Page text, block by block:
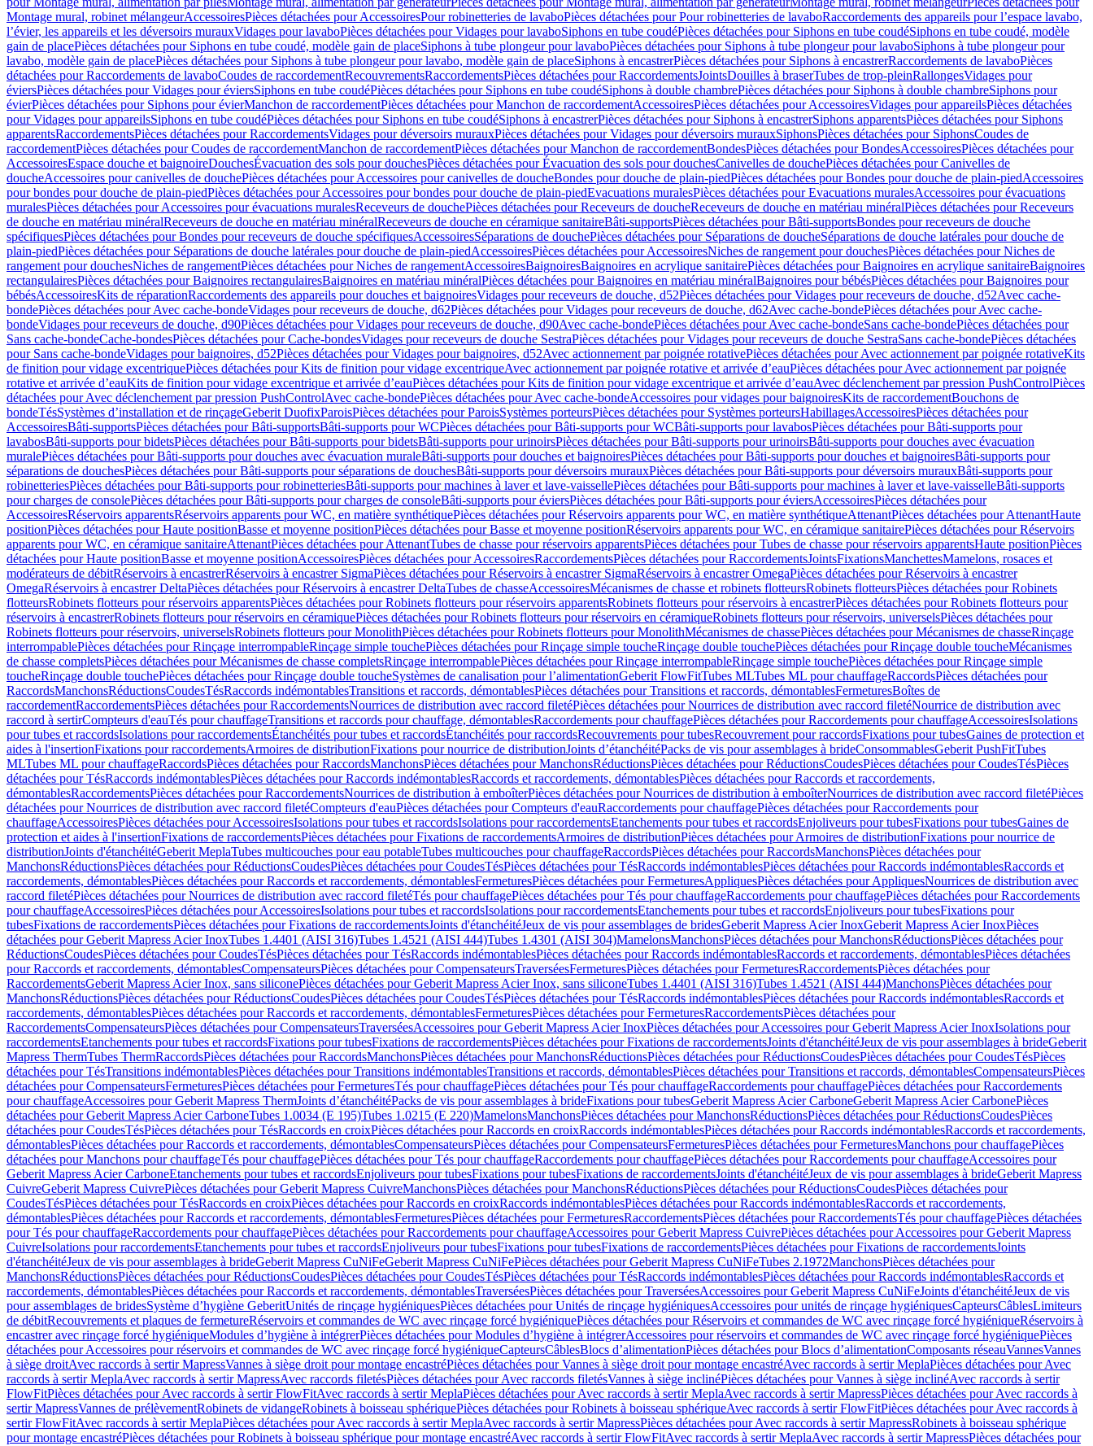
Montage mural, robinet mélangeurAccessoiresPièces détachées pour AccessoiresPour robinetteries de lavaboPièces détachées pour Pour robinetteries de lavaboRaccordements des appareils pour l’espace lavabo,
l’évier, les appareils et les déversoirs murauxVidages pour lavaboPièces détachées pour Vidages pour lavaboSiphons en tube coudéPièces détachées pour Siphons en tube coudéSiphons en tube coudé, modèle
gain de placePièces détachées pour Siphons en tube coudé, modèle gain de placeSiphons à tube plongeur pour lavaboPièces détachées pour Siphons à tube plongeur pour lavaboSiphons à tube plongeur pour
lavabo, modèle gain de placePièces détachées pour Siphons à tube plongeur pour lavabo, modèle gain de placeSiphons à encastrerPièces détachées pour Siphons à encastrerRaccordements de lavaboPièces
détachées pour Raccordements de lavaboCoudes de raccordementRecouvrementsRaccordementsPièces détachées pour RaccordementsJointsDouilles à braserTubes de trop-pleinRallongesVidages pour
éviersPièces détachées pour Vidages pour éviersSiphons en tube coudéPièces détachées pour Siphons en tube coudéSiphons à double chambrePièces détachées pour Siphons à double chambreSiphons pour
évierPièces détachées pour Siphons pour évierManchon de raccordementPièces détachées pour Manchon de raccordementAccessoiresPièces détachées pour AccessoiresVidages pour appareilsPièces détachées
pour Vidages pour appareilsSiphons en tube coudéPièces détachées pour Siphons en tube coudéSiphons à encastrerPièces détachées pour Siphons à encastrerSiphons apparentsPièces détachées pour Siphons
apparentsRaccordementsPièces détachées pour RaccordementsVidages pour déversoirs murauxPièces détachées pour Vidages pour déversoirs murauxSiphonsPièces détachées pour SiphonsCoudes de
raccordementPièces détachées pour Coudes de raccordementManchon de raccordementPièces détachées pour Manchon de raccordementBondesPièces détachées pour BondesAccessoiresPièces détachées pour
AccessoiresEspace douche et baignoireDouchesÉvacuation des sols pour douchesPièces détachées pour Évacuation des sols pour douchesCanivelles de douchePièces détachées pour Canivelles de
doucheAccessoires pour canivelles de douchePièces détachées pour Accessoires pour canivelles de doucheBondes pour douche de plain-piedPièces détachées pour Bondes pour douche de plain-piedAccessoires
pour bondes pour douche de plain-piedPièces détachées pour Accessoires pour bondes pour douche de plain-piedEvacuations muralesPièces détachées pour Evacuations muralesAccessoires pour évacuations
muralesPièces détachées pour Accessoires pour évacuations muralesReceveurs de douchePièces détachées pour Receveurs de doucheReceveurs de douche en matériau minéralPièces détachées pour Receveurs
de douche en matériau minéralReceveurs de douche en matériau minéralReceveurs de douche en céramique sanitaireBâti-supportsPièces détachées pour Bâti-supportsBondes pour receveurs de douche
spécifiquesPièces détachées pour Bondes pour receveurs de douche spécifiquesAccessoiresSéparations de douchePièces détachées pour Séparations de doucheSéparations de douche latérales pour douche de
plain-piedPièces détachées pour Séparations de douche latérales pour douche de plain-piedAccessoiresPièces détachées pour AccessoiresNiches de rangement pour douchesPièces détachées pour Niches de
rangement pour douchesNiches de rangementPièces détachées pour Niches de rangementAccessoiresBaignoiresBaignoires en acrylique sanitairePièces détachées pour Baignoires en acrylique sanitaireBaignoires
rectangulairesPièces détachées pour Baignoires rectangulairesBaignoires en matériau minéralPièces détachées pour Baignoires en matériau minéralBaignoires pour bébésPièces détachées pour Baignoires pour
bébésAccessoiresKits de réparationRaccordements des appareils pour douches et baignoiresVidages pour receveurs de douche, d52Pièces détachées pour Vidages pour receveurs de douche, d52Avec cache-
bondePièces détachées pour Avec cache-bondeVidages pour receveurs de douche, d62Pièces détachées pour Vidages pour receveurs de douche, d62Avec cache-bondePièces détachées pour Avec cache-
bondeVidages pour receveurs de douche, d90Pièces détachées pour Vidages pour receveurs de douche, d90Avec cache-bondePièces détachées pour Avec cache-bondeSans cache-bondePièces détachées pour
Sans cache-bondeCache-bondesPièces détachées pour Cache-bondesVidages pour receveurs de douche SestraPièces détachées pour Vidages pour receveurs de douche SestraSans cache-bondePièces détachées
pour Sans cache-bondeVidages pour baignoires, d52Pièces détachées pour Vidages pour baignoires, d52Avec actionnement par poignée rotativePièces détachées pour Avec actionnement par poignée rotativeKits
de finition pour vidage excentriquePièces détachées pour Kits de finition pour vidage excentriqueAvec actionnement par poignée rotative et arrivée d’eauPièces détachées pour Avec actionnement par poignée
rotative et arrivée d’eauKits de finition pour vidage excentrique et arrivée d’eauPièces détachées pour Kits de finition pour vidage excentrique et arrivée d’eauAvec déclenchement par pression PushControlPièces
détachées pour Avec déclenchement par pression PushControlAvec cache-bondePièces détachées pour Avec cache-bondeAccessoires pour vidages pour baignoiresKits de raccordementBouchons de
bondeTésSystèmes d’installation et de rinçageGeberit DuofixParoisPièces détachées pour ParoisSystèmes porteursPièces détachées pour Systèmes porteursHabillagesAccessoiresPièces détachées pour
AccessoiresBâti-supportsPièces détachées pour Bâti-supportsBâti-supports pour WCPièces détachées pour Bâti-supports pour WCBâti-supports pour lavabosPièces détachées pour Bâti-supports pour
lavabosBâti-supports pour bidetsPièces détachées pour Bâti-supports pour bidetsBâti-supports pour urinoirsPièces détachées pour Bâti-supports pour urinoirsBâti-supports pour douches avec évacuation
muralePièces détachées pour Bâti-supports pour douches avec évacuation muraleBâti-supports pour douches et baignoiresPièces détachées pour Bâti-supports pour douches et baignoiresBâti-supports pour
séparations de douchesPièces détachées pour Bâti-supports pour séparations de douchesBâti-supports pour déversoirs murauxPièces détachées pour Bâti-supports pour déversoirs murauxBâti-supports pour
robinetteriesPièces détachées pour Bâti-supports pour robinetteriesBâti-supports pour machines à laver et lave-vaissellePièces détachées pour Bâti-supports pour machines à laver et lave-vaisselleBâti-supports
pour charges de consolePièces détachées pour Bâti-supports pour charges de consoleBâti-supports pour éviersPièces détachées pour Bâti-supports pour éviersAccessoiresPièces détachées pour
AccessoiresRéservoirs apparentsRéservoirs apparents pour WC, en matière synthétiquePièces détachées pour Réservoirs apparents pour WC, en matière synthétiqueAttenantPièces détachées pour AttenantHaute
positionPièces détachées pour Haute positionBasse et moyenne positionPièces détachées pour Basse et moyenne positionRéservoirs apparents pour WC, en céramique sanitairePièces détachées pour Réservoirs
apparents pour WC, en céramique sanitaireAttenantPièces détachées pour AttenantTubes de chasse pour réservoirs apparentsPièces détachées pour Tubes de chasse pour réservoirs apparentsHaute positionPièces
détachées pour Haute positionBasse et moyenne positionAccessoiresPièces détachées pour AccessoiresRaccordementsPièces détachées pour RaccordementsJointsFixationsManchettesMamelons, rosaces et
modérateurs de débitRéservoirs à encastrerRéservoirs à encastrer SigmaPièces détachées pour Réservoirs à encastrer SigmaRéservoirs à encastrer OmegaPièces détachées pour Réservoirs à encastrer
OmegaRéservoirs à encastrer DeltaPièces détachées pour Réservoirs à encastrer DeltaTubes de chasseAccessoiresMécanismes de chasse et robinets flotteursRobinets flotteursPièces détachées pour Robinets
flotteursRobinets flotteurs pour réservoirs apparentsPièces détachées pour Robinets flotteurs pour réservoirs apparentsRobinets flotteurs pour réservoirs à encastrerPièces détachées pour Robinets flotteurs pour
réservoirs à encastrerRobinets flotteurs pour réservoirs en céramiquePièces détachées pour Robinets flotteurs pour réservoirs en céramiqueRobinets flotteurs pour réservoirs, universelsPièces détachées pour
Robinets flotteurs pour réservoirs, universelsRobinets flotteurs pour MonolithPièces détachées pour Robinets flotteurs pour MonolithMécanismes de chassePièces détachées pour Mécanismes de chasseRinçage
interrompablePièces détachées pour Rinçage interrompableRinçage simple touchePièces détachées pour Rinçage simple toucheRinçage double touchePièces détachées pour Rinçage double toucheMécanismes
de chasse completsPièces détachées pour Mécanismes de chasse completsRinçage interrompablePièces détachées pour Rinçage interrompableRinçage simple touchePièces détachées pour Rinçage simple
toucheRinçage double touchePièces détachées pour Rinçage double toucheSystèmes de canalisation pour l’alimentationGeberit FlowFitTubes MLTubes ML pour chauffageRaccordsPièces détachées pour
RaccordsManchonsRéductionsCoudesTésRaccords indémontablesTransitions et raccords, démontablesPièces détachées pour Transitions et raccords, démontablesFermeturesBoîtes de
raccordementRaccordementsPièces détachées pour RaccordementsNourrices de distribution avec raccord filetéPièces détachées pour Nourrices de distribution avec raccord filetéNourrice de distribution avec
raccord à sertirCompteurs d'eauTés pour chauffageTransitions et raccords pour chauffage, démontablesRaccordements pour chauffagePièces détachées pour Raccordements pour chauffageAccessoiresIsolations
pour tubes et raccordsIsolations pour raccordementsÉtanchéités pour tubes et raccordsÉtanchéités pour raccordsRecouvrements pour tubesRecouvrement pour raccordsFixations pour tubesGaines de protection et
aides à l'insertionFixations pour raccordementsArmoires de distributionFixations pour nourrice de distributionJoints d’étanchéitéPacks de vis pour assemblages à brideConsommablesGeberit PushFitTubes
MLTubes ML pour chauffageRaccordsPièces détachées pour RaccordsManchonsPièces détachées pour ManchonsRéductionsPièces détachées pour RéductionsCoudesPièces détachées pour CoudesTésPièces
détachées pour TésRaccords indémontablesPièces détachées pour Raccords indémontablesRaccords et raccordements, démontablesPièces détachées pour Raccords et raccordements,
démontablesRaccordementsPièces détachées pour RaccordementsNourrices de distribution à emboîterPièces détachées pour Nourrices de distribution à emboîterNourrices de distribution avec raccord filetéPièces
détachées pour Nourrices de distribution avec raccord filetéCompteurs d'eauPièces détachées pour Compteurs d'eauRaccordements pour chauffagePièces détachées pour Raccordements pour
chauffageAccessoiresPièces détachées pour AccessoiresIsolations pour tubes et raccordsIsolations pour raccordementsEtanchements pour tubes et raccordsEnjoliveurs pour tubesFixations pour tubesGaines de
protection et aides à l'insertionFixations de raccordementsPièces détachées pour Fixations de raccordementsArmoires de distributionPièces détachées pour Armoires de distributionFixations pour nourrice de
distributionJoints d'étanchéitéGeberit MeplaTubes multicouches pour eau potableTubes multicouches pour chauffageRaccordsPièces détachées pour RaccordsManchonsPièces détachées pour
ManchonsRéductionsPièces détachées pour RéductionsCoudesPièces détachées pour CoudesTésPièces détachées pour TésRaccords indémontablesPièces détachées pour Raccords indémontablesRaccords et
raccordements, démontablesPièces détachées pour Raccords et raccordements, démontablesFermeturesPièces détachées pour FermeturesAppliquesPièces détachées pour AppliquesNourrices de distribution avec
raccord filetéPièces détachées pour Nourrices de distribution avec raccord filetéTés pour chauffagePièces détachées pour Tés pour chauffageRaccordements pour chauffagePièces détachées pour Raccordements
pour chauffageAccessoiresPièces détachées pour AccessoiresIsolations pour tubes et raccordsIsolations pour raccordementsEtanchements pour tubes et raccordsEnjoliveurs pour tubesFixations pour
tubesFixations de raccordementsPièces détachées pour Fixations de raccordementsJoints d'étanchéitéJeux de vis pour assemblages de bridesGeberit Mapress Acier InoxGeberit Mapress Acier InoxPièces
détachées pour Geberit Mapress Acier InoxTubes 1.4401 (AISI 316)Tubes 1.4521 (AISI 444)Tubes 1.4301 (AISI 304)MamelonsManchonsPièces détachées pour ManchonsRéductionsPièces détachées pour
RéductionsCoudesPièces détachées pour CoudesTésPièces détachées pour TésRaccords indémontablesPièces détachées pour Raccords indémontablesRaccords et raccordements, démontablesPièces détachées
pour Raccords et raccordements, démontablesCompensateursPièces détachées pour CompensateursTraverséesFermeturesPièces détachées pour FermeturesRaccordementsPièces détachées pour
RaccordementsGeberit Mapress Acier Inox, sans siliconePièces détachées pour Geberit Mapress Acier Inox, sans siliconeTubes 1.4401 (AISI 316)Tubes 1.4521 (AISI 444)ManchonsPièces détachées pour
ManchonsRéductionsPièces détachées pour RéductionsCoudesPièces détachées pour CoudesTésPièces détachées pour TésRaccords indémontablesPièces détachées pour Raccords indémontablesRaccords et
raccordements, démontablesPièces détachées pour Raccords et raccordements, démontablesFermeturesPièces détachées pour FermeturesRaccordementsPièces détachées pour
RaccordementsCompensateursPièces détachées pour CompensateursTraverséesAccessoires pour Geberit Mapress Acier InoxPièces détachées pour Accessoires pour Geberit Mapress Acier InoxIsolations pour
raccordementsEtanchements pour tubes et raccordsFixations pour tubesFixations de raccordementsPièces détachées pour Fixations de raccordementsJoints d'étanchéitéJeux de vis pour assemblages à brideGeberit
Mapress ThermTubes ThermRaccordsPièces détachées pour RaccordsManchonsPièces détachées pour ManchonsRéductionsPièces détachées pour RéductionsCoudesPièces détachées pour CoudesTésPièces
détachées pour TésTransitions indémontablesPièces détachées pour Transitions indémontablesTransitions et raccords, démontablesPièces détachées pour Transitions et raccords, démontablesCompensateursPièces
détachées pour CompensateursFermeturesPièces détachées pour FermeturesTés pour chauffagePièces détachées pour Tés pour chauffageRaccordements pour chauffagePièces détachées pour Raccordements
pour chauffageAccessoires pour Geberit Mapress ThermJoints d’étanchéitéPacks de vis pour assemblages à brideFixations pour tubesGeberit Mapress Acier CarboneGeberit Mapress Acier CarbonePièces
détachées pour Geberit Mapress Acier CarboneTubes 1.0034 (E 195)Tubes 1.0215 (E 220)MamelonsManchonsPièces détachées pour ManchonsRéductionsPièces détachées pour RéductionsCoudesPièces
détachées pour CoudesTésPièces détachées pour TésRaccords en croixPièces détachées pour Raccords en croixRaccords indémontablesPièces détachées pour Raccords indémontablesRaccords et raccordements,
démontablesPièces détachées pour Raccords et raccordements, démontablesCompensateursPièces détachées pour CompensateursFermeturesPièces détachées pour FermeturesManchons pour chauffagePièces
détachées pour Manchons pour chauffageTés pour chauffagePièces détachées pour Tés pour chauffageRaccordements pour chauffagePièces détachées pour Raccordements pour chauffageAccessoires pour
Geberit Mapress Acier CarboneEtanchements pour tubes et raccordsEnjoliveurs pour tubesFixations pour tubesFixations de raccordementsJoints d'étanchéitéJeux de vis pour assemblages à brideGeberit Mapress
CuivreGeberit Mapress CuivrePièces détachées pour Geberit Mapress CuivreManchonsPièces détachées pour ManchonsRéductionsPièces détachées pour RéductionsCoudesPièces détachées pour
CoudesTésPièces détachées pour TésRaccords en croixPièces détachées pour Raccords en croixRaccords indémontablesPièces détachées pour Raccords indémontablesRaccords et raccordements,
démontablesPièces détachées pour Raccords et raccordements, démontablesFermeturesPièces détachées pour FermeturesRaccordementsPièces détachées pour RaccordementsTés pour chauffagePièces détachées
pour Tés pour chauffageRaccordements pour chauffagePièces détachées pour Raccordements pour chauffageAccessoires pour Geberit Mapress CuivrePièces détachées pour Accessoires pour Geberit Mapress
CuivreIsolations pour raccordementsEtanchements pour tubes et raccordsEnjoliveurs pour tubesFixations pour tubesFixations de raccordementsPièces détachées pour Fixations de raccordementsJoints
d'étanchéitéJeux de vis pour assemblages à brideGeberit Mapress CuNiFeGeberit Mapress CuNiFePièces détachées pour Geberit Mapress CuNiFeTubes 2.1972ManchonsPièces détachées pour
ManchonsRéductionsPièces détachées pour RéductionsCoudesPièces détachées pour CoudesTésPièces détachées pour TésRaccords indémontablesPièces détachées pour Raccords indémontablesRaccords et
raccordements, démontablesPièces détachées pour Raccords et raccordements, démontablesTraverséesPièces détachées pour TraverséesAccessoires pour Geberit Mapress CuNiFeJoints d'étanchéitéJeux de vis
pour assemblages de bridesSystème d’hygiène GeberitUnités de rinçage hygiéniquesPièces détachées pour Unités de rinçage hygiéniquesAccessoires pour unités de rinçage hygiéniquesCapteursCâblesLimiteurs
de débitRecouvrements et plaques de fermetureRéservoirs et commandes de WC avec rinçage forcé hygiéniquePièces détachées pour Réservoirs et commandes de WC avec rinçage forcé hygiéniqueRéservoirs à
encastrer avec rinçage forcé hygiéniqueModules d’hygiène à intégrerPièces détachées pour Modules d’hygiène à intégrerAccessoires pour réservoirs et commandes de WC avec rinçage forcé hygiéniquePièces
détachées pour Accessoires pour réservoirs et commandes de WC avec rinçage forcé hygiéniqueCapteursCâblesBlocs d’alimentationPièces détachées pour Blocs d’alimentationComposants réseauVannesVannes
à siège droitAvec raccords à sertir MapressVannes à siège droit pour montage encastréPièces détachées pour Vannes à siège droit pour montage encastréAvec raccords à sertir MeplaPièces détachées pour Avec
raccords à sertir MeplaAvec raccords à sertir MapressAvec raccords filetésPièces détachées pour Avec raccords filetésVannes à siège inclinéPièces détachées pour Vannes à siège inclinéAvec raccords à sertir
FlowFitPièces détachées pour Avec raccords à sertir FlowFitAvec raccords à sertir MeplaPièces détachées pour Avec raccords à sertir MeplaAvec raccords à sertir MapressPièces détachées pour Avec raccords à
sertir MapressVannes de prélèvementRobinets de vidangeRobinets à boisseau sphériquePièces détachées pour Robinets à boisseau sphériqueAvec raccords à sertir FlowFitPièces détachées pour Avec raccords à
sertir FlowFitAvec raccords à sertir MeplaPièces détachées pour Avec raccords à sertir MeplaAvec raccords à sertir MapressPièces détachées pour Avec raccords à sertir MapressRobinets à boisseau sphérique
pour montage encastréPièces détachées pour Robinets à boisseau sphérique pour montage encastréAvec raccords à sertir FlowFitAvec raccords à sertir MeplaAvec raccords à sertir MapressPièces détachées pour